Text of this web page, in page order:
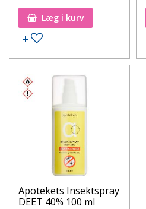
Læg i kurv
Apotekets Insektspray
DEET 40% 100 ml